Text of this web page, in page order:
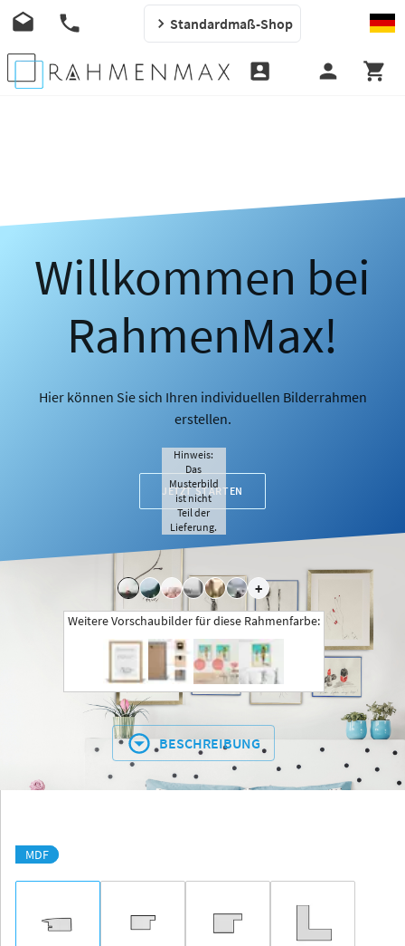
Standardmaß-Shop
Willkommen bei
RahmenMax!
Hier können Sie sich Ihren individuellen Bilderrahmen
erstellen.
JETZT STARTEN
+
Hinweis:
Das
Musterbild
ist nicht
Teil der
Lieferung.
Weitere Vorschaubilder für diese Rahmenfarbe:
BESCHREIBUNG
MDF